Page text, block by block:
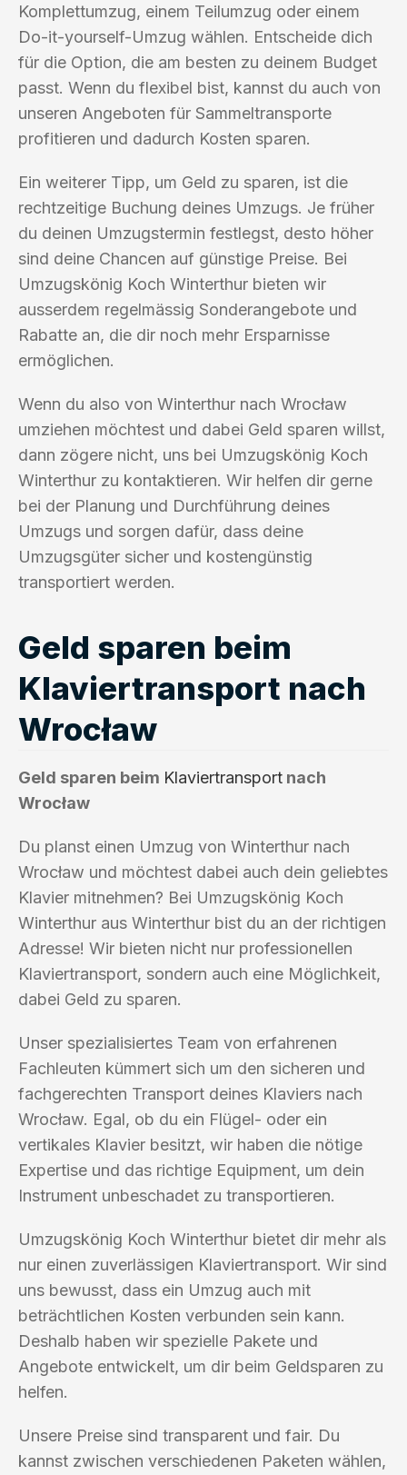
Komplettumzug, einem Teilumzug oder einem
Do-it-yourself-Umzug wählen. Entscheide dich
für die Option, die am besten zu deinem Budget
passt. Wenn du flexibel bist, kannst du auch von
unseren Angeboten für Sammeltransporte
profitieren und dadurch Kosten sparen.
Ein weiterer Tipp, um Geld zu sparen, ist die
rechtzeitige Buchung deines Umzugs. Je früher
du deinen Umzugstermin festlegst, desto höher
sind deine Chancen auf günstige Preise. Bei
Umzugskönig Koch Winterthur bieten wir
ausserdem regelmässig Sonderangebote und
Rabatte an, die dir noch mehr Ersparnisse
ermöglichen.
Wenn du also von Winterthur nach Wrocław
umziehen möchtest und dabei Geld sparen willst,
dann zögere nicht, uns bei Umzugskönig Koch
Winterthur zu kontaktieren. Wir helfen dir gerne
bei der Planung und Durchführung deines
Umzugs und sorgen dafür, dass deine
Umzugsgüter sicher und kostengünstig
transportiert werden.
Geld sparen beim
Klaviertransport nach
Wrocław
Geld sparen beim Klaviertransport nach
Wrocław
Du planst einen Umzug von Winterthur nach
Wrocław und möchtest dabei auch dein geliebtes
Klavier mitnehmen? Bei Umzugskönig Koch
Winterthur aus Winterthur bist du an der richtigen
Adresse! Wir bieten nicht nur professionellen
Klaviertransport, sondern auch eine Möglichkeit,
dabei Geld zu sparen.
Unser spezialisiertes Team von erfahrenen
Fachleuten kümmert sich um den sicheren und
fachgerechten Transport deines Klaviers nach
Wrocław. Egal, ob du ein Flügel- oder ein
vertikales Klavier besitzt, wir haben die nötige
Expertise und das richtige Equipment, um dein
Instrument unbeschadet zu transportieren.
Umzugskönig Koch Winterthur bietet dir mehr als
nur einen zuverlässigen Klaviertransport. Wir sind
uns bewusst, dass ein Umzug auch mit
beträchtlichen Kosten verbunden sein kann.
Deshalb haben wir spezielle Pakete und
Angebote entwickelt, um dir beim Geldsparen zu
helfen.
Unsere Preise sind transparent und fair. Du
kannst zwischen verschiedenen Paketen wählen,